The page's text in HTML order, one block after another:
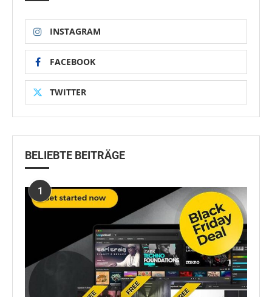
INSTAGRAM
FACEBOOK
TWITTER
BELIEBTE BEITRÄGE
1